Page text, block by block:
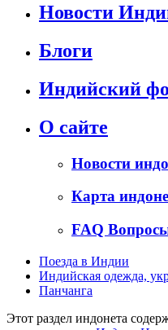
Новости
Блоги
Индийский
О сайте
Новости
Карта
FAQ
Поезда в Индии
Индийская одежда,
Панчанга
Этот раздел индонета